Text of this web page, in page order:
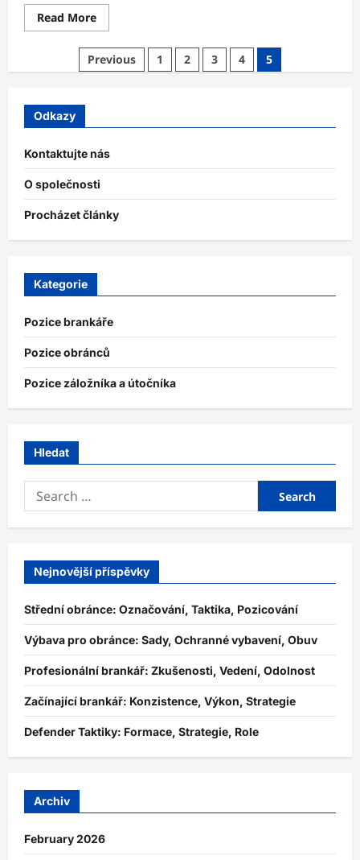
Read MoreRead
more
Útočník:
Defenzivní
krytí,
Previous 1 2 3 4 5
Odkazy
Kontaktujte nás
O společnosti
Procházet články
Kategorie
Pozice brankáře
Pozice obránců
Pozice záložníka a útočníka
Hledat
Search
for:
Nejnovější příspěvky
Střední obránce: Označování, Taktika, Pozicování
Výbava pro obránce: Sady, Ochranné vybavení, Obuv
Profesionální brankář: Zkušenosti, Vedení, Odolnost
Začínající brankář: Konzistence, Výkon, Strategie
Defender Taktiky: Formace, Strategie, Role
Archiv
February 2026